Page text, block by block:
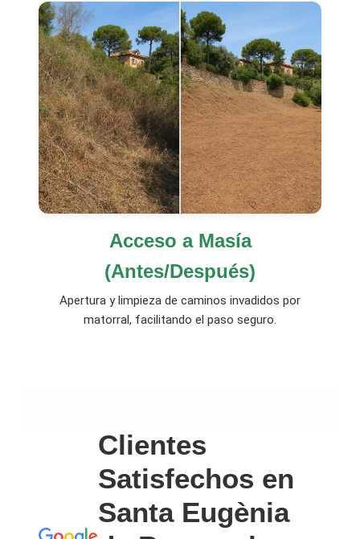
Acceso a Masía
(Antes/Después)
Apertura y limpieza de caminos invadidos por
matorral, facilitando el paso seguro.
Clientes
Satisfechos en
Santa Eugènia